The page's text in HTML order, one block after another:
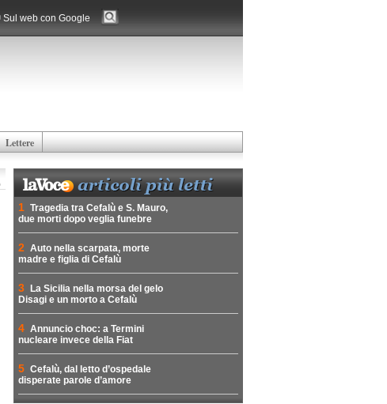
Sul web con Google
Lettere
1 Tragedia tra Cefalù e S. Mauro,
due morti dopo veglia funebre
2 Auto nella scarpata, morte
madre e figlia di Cefalù
3
La Sicilia nella morsa del gelo
Disagi e un morto a Cefalù
4 Annuncio choc: a Termini
nucleare invece della Fiat
5 Cefalù, dal letto d’ospedale
disperate parole d’amore